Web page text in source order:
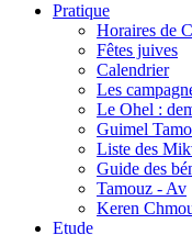
Pratique
Horaires de
Fêtes juives
Calendrier
Les
Le Ohel :
Guimel
Liste des
Guide des
Tamouz - Av
Keren
Etude